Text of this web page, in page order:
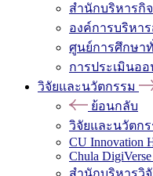
สำนักบริหารกิ
องค์การบริหา
ศูนย์การศึกษา
การประเมินอ
วิจัยและนวัตกรรม
ย้อนกลับ
วิจัยและนวัตกร
CU Innovation
Chula DigiVerse
สำนักบริหารวิ